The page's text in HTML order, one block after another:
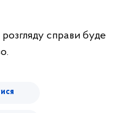
справи буде